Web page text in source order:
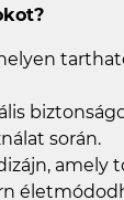
során.
amely